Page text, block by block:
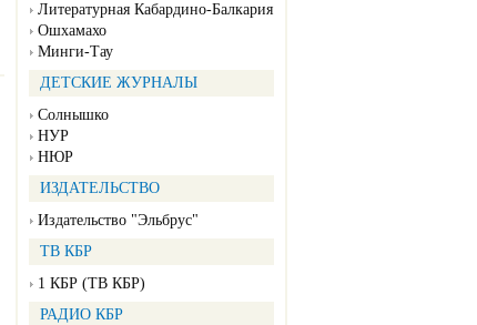
Литературная Кабардино-Балкария
Ошхамахо
Минги-Тау
ДЕТСКИЕ ЖУРНАЛЫ
Солнышко
НУР
НЮР
ИЗДАТЕЛЬСТВО
Издательство "Эльбрус"
ТВ КБР
1 КБР (ТВ КБР)
РАДИО КБР